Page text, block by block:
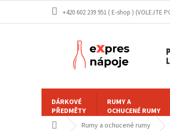
obsah
+420 602 239 951 ( E-shop )
DÁRKOVÉ
PŘEDMĚTY
RUMY A
OCHUCENÉ RUMY
Domů Rumy a ochucené rumy